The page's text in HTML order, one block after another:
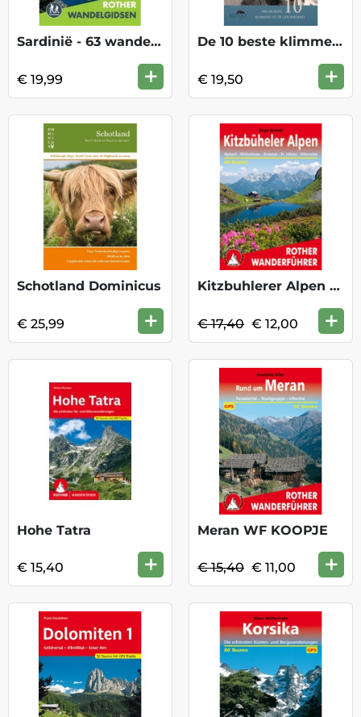
Sardinië - 63 wandelingen met GPS
€ 19,99 +
De 10 beste klimmers uit de geschiedenis
€ 19,50 +
Schotland Dominicus
€ 25,99 +
Kitzbuhlerer Alpen WF KOOPJE
€ 17,40 € 12,00 +
Hohe Tatra
€ 15,40 +
Meran WF KOOPJE
€ 15,40 € 11,00 +